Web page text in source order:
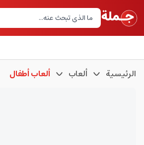
الرئيسية ألعاب ألعاب أطفال